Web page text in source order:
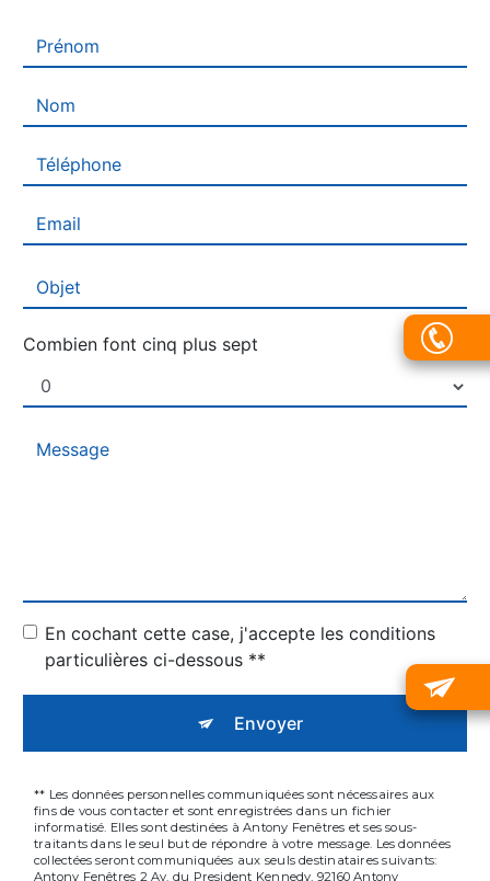
Combien font cinq plus sept
En cochant cette case, j'accepte les conditions
particulières ci-dessous **
Envoyer
** Les données personnelles communiquées sont nécessaires aux
fins de vous contacter et sont enregistrées dans un fichier
informatisé. Elles sont destinées à Antony Fenêtres et ses sous-
traitants dans le seul but de répondre à votre message. Les données
collectées seront communiquées aux seuls destinataires suivants:
Antony Fenêtres 2 Av. du President Kennedy, 92160 Antony